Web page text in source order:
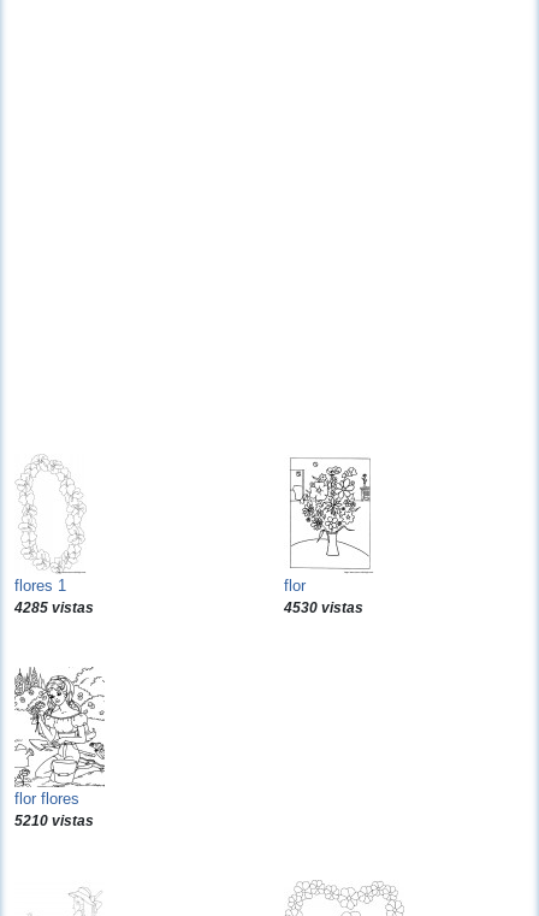
flores 1
4285 vistas
flor
4530 vistas
flor flores
5210 vistas